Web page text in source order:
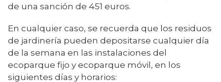
de una sanción de 451 euros.
En cualquier caso, se recuerda que los residuos
de jardinería pueden depositarse cualquier día
de la semana en las instalaciones del
ecoparque fijo y ecoparque móvil, en los
siguientes días y horarios: